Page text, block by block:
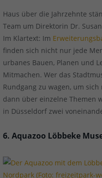
Haus über die Jahrzehnte
Team um Direktorin Dr.
Im Klartext: Im
finden sich nicht nur jede
urbanes Bauen, Planen und
Mitmachen. Wer das
Rundgang zu wagen, um
dann über einzelne Themen
in Düsseldorf zwei
6. Aquazoo Löbbeke